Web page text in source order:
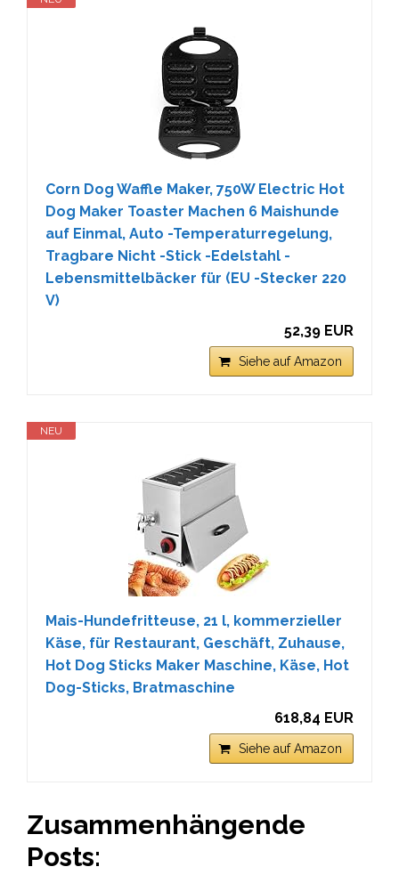
Corn Dog Waffle Maker, 750W Electric Hot
Dog Maker Toaster Machen 6 Maishunde
auf Einmal, Auto -Temperaturregelung,
Tragbare Nicht -Stick -Edelstahl -
Lebensmittelbäcker für (EU -Stecker 220
V)
52,39 EUR
Siehe auf Amazon
NEU
Mais-Hundefritteuse, 21 l, kommerzieller
Käse, für Restaurant, Geschäft, Zuhause,
Hot Dog Sticks Maker Maschine, Käse, Hot
Dog-Sticks, Bratmaschine
618,84 EUR
Siehe auf Amazon
Zusammenhängende
Posts: